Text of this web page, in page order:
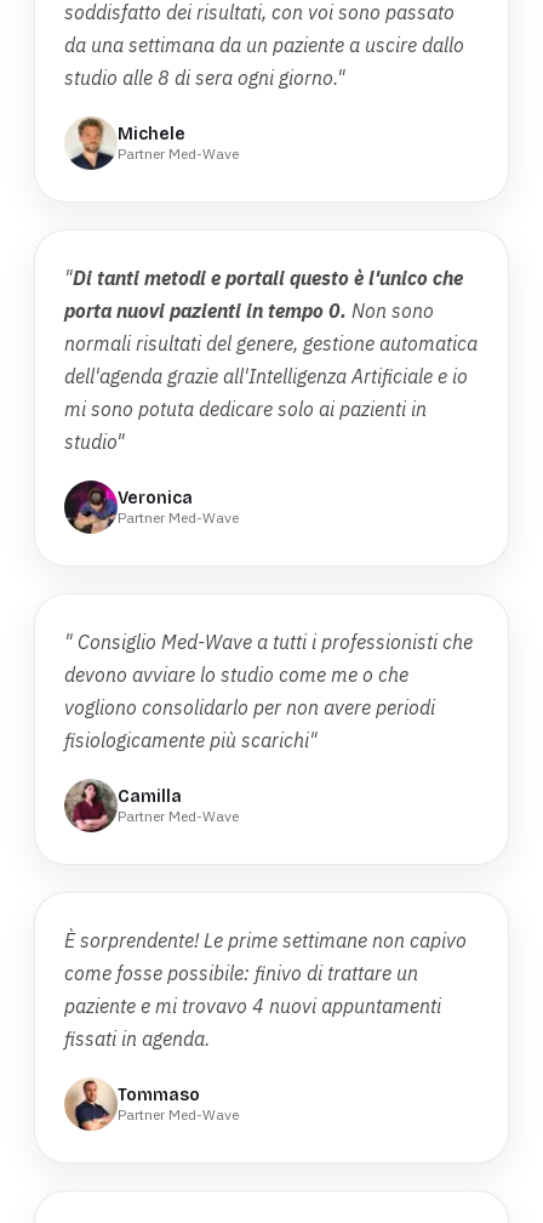
soddisfatto dei risultati, con voi sono passato
da una settimana da un paziente a uscire dallo
studio alle 8 di sera ogni giorno."
Michele
Partner Med-Wave
"Di tanti metodi e portali questo è l'unico che
porta nuovi pazienti in tempo 0. Non sono
normali risultati del genere, gestione automatica
dell'agenda grazie all'Intelligenza Artificiale e io
mi sono potuta dedicare solo ai pazienti in
studio"
Veronica
Partner Med-Wave
" Consiglio Med-Wave a tutti i professionisti che
devono avviare lo studio come me o che
vogliono consolidarlo per non avere periodi
fisiologicamente più scarichi"
Camilla
Partner Med-Wave
È sorprendente! Le prime settimane non capivo
come fosse possibile: finivo di trattare un
paziente e mi trovavo 4 nuovi appuntamenti
fissati in agenda.
Tommaso
Partner Med-Wave